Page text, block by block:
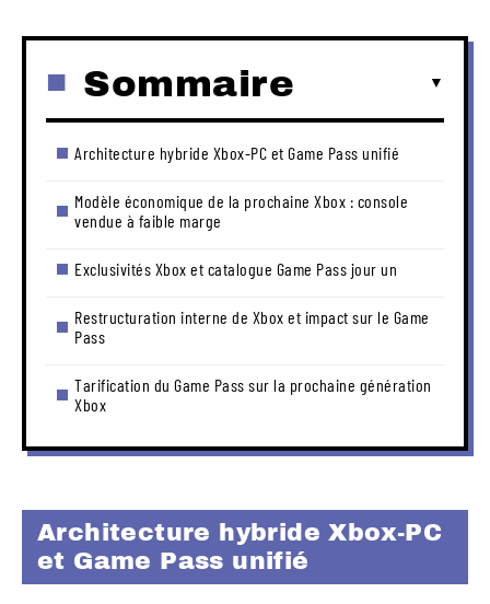
Sommaire
Architecture hybride Xbox-PC et Game Pass unifié
Modèle économique de la prochaine Xbox : console
vendue à faible marge
Exclusivités Xbox et catalogue Game Pass jour un
Restructuration interne de Xbox et impact sur le Game
Pass
Tarification du Game Pass sur la prochaine génération
Xbox
Architecture hybride Xbox-PC
et Game Pass unifié